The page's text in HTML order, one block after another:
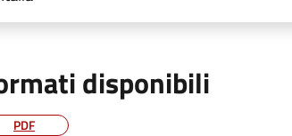
disponibili
PDF